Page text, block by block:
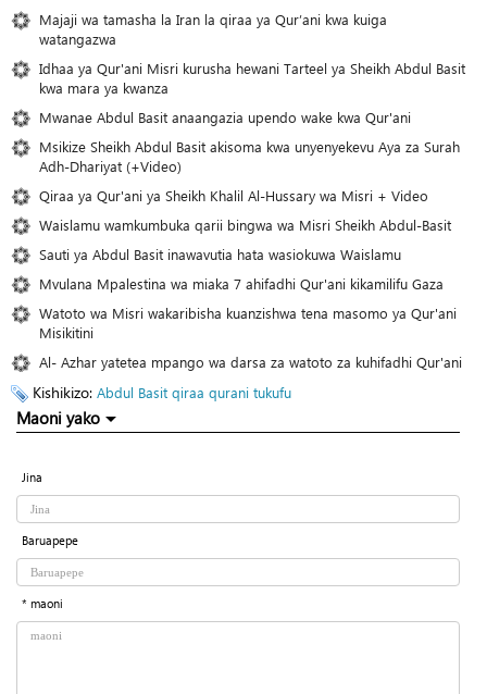
Majaji wa tamasha la Iran la qiraa ya Qur’ani kwa kuiga
watangazwa
Idhaa ya Qur'ani Misri kurusha hewani Tarteel ya Sheikh Abdul Basit
kwa mara ya kwanza
Mwanae Abdul Basit anaangazia upendo wake kwa Qur'ani
Msikize Sheikh Abdul Basit akisoma kwa unyenyekevu Aya za Surah
Adh-Dhariyat (+Video)
Qiraa ya Qur'ani ya Sheikh Khalil Al-Hussary wa Misri + Video
Waislamu wamkumbuka qarii bingwa wa Misri Sheikh Abdul-Basit
Sauti ya Abdul Basit inawavutia hata wasiokuwa Waislamu
Mvulana Mpalestina wa miaka 7 ahifadhi Qur'ani kikamilifu Gaza
Watoto wa Misri wakaribisha kuanzishwa tena masomo ya Qur'ani
Misikitini
Al- Azhar yatetea mpango wa darsa za watoto za kuhifadhi Qur'ani
Kishikizo: Abdul Basit qiraa qurani tukufu
Maoni yako
Jina
Baruapepe
* maoni